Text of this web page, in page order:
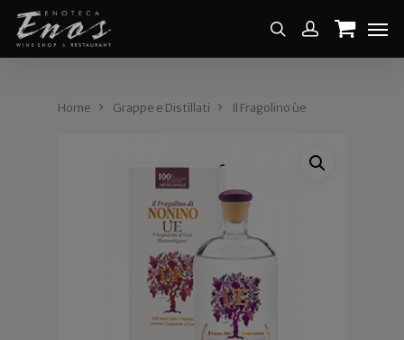
Home Grappe e Distillati Il Fragolino ùe